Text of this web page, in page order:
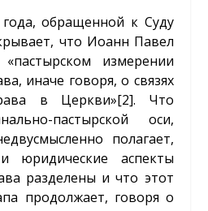
обращенной к Суду
что Иоанн Павел
измерении
иначе говоря, о связях
в Церкви»[2]. Что
пастырской оси,
полагает,
юридические аспекты
разделены и что этот
продолжает, говоря о